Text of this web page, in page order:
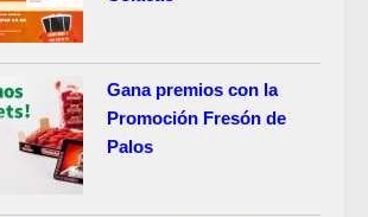
Gana premios con la
Promoción Fresón de
Palos